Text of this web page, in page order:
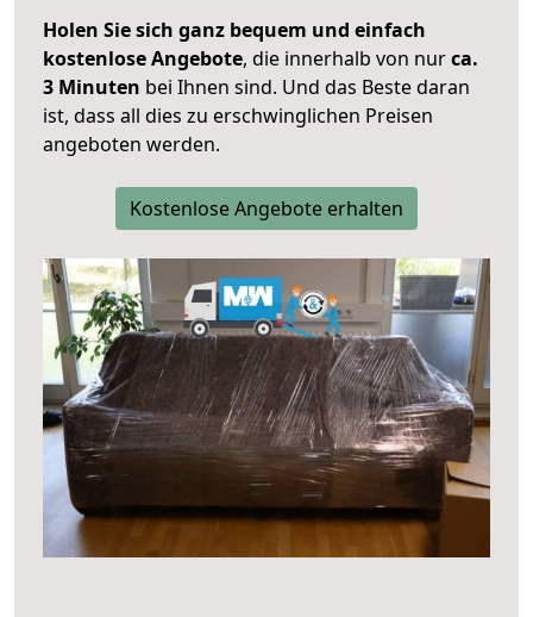
Holen Sie sich ganz bequem und einfach
kostenlose Angebote, die innerhalb von nurca.
3 Minuten bei Ihnen sind. Und das Beste daran
ist, dass all dies zu erschwinglichen Preisen
angeboten werden.
Kostenlose Angebote erhalten